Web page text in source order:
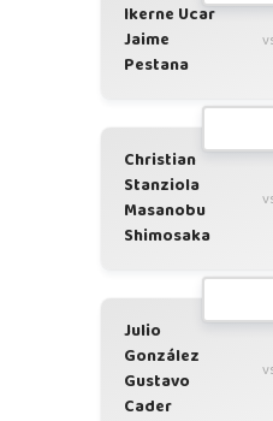
Ikerne Ucar
Jaime
Pestana
Christian
Stanziola
Masanobu
Shimosaka
Julio
González
Gustavo
Cader